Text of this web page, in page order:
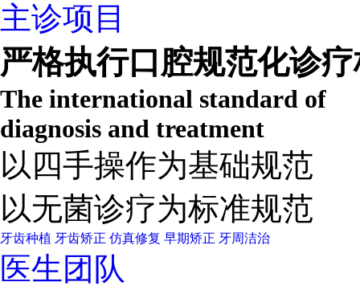
主诊项目
严格执行口腔规范化诊
The international standard of
diagnosis and treatment
以四手操作为基础规范
以无菌诊疗为标准规范
牙齿种植 牙齿矫正 仿真修复 早期矫正 牙周洁治
医生团队